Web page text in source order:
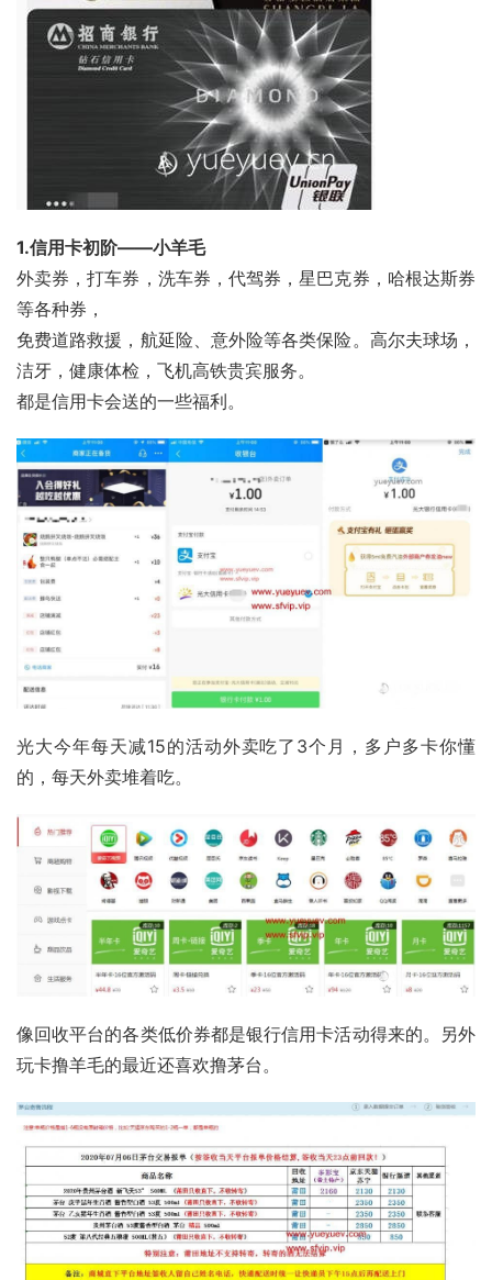
1.信用卡初阶——小羊毛
外卖券，打车券，洗车券，代驾券，星巴克券，哈根达斯券
等各种券，
免费道路救援，航延险、意外险等各类保险。高尔夫球场，
洁牙，健康体检，飞机高铁贵宾服务。
都是信用卡会送的一些福利。
光大今年每天减15的活动外卖吃了3个月，多户多卡你懂
的，每天外卖堆着吃。
像回收平台的各类低价券都是银行信用卡活动得来的。另外
玩卡撸羊毛的最近还喜欢撸茅台。